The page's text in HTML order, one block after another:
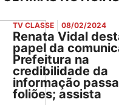
TV CLASSE 08/02/2024
Renata Vidal
papel da
Prefeitura na
credibilidade da
informação
foliões; assista